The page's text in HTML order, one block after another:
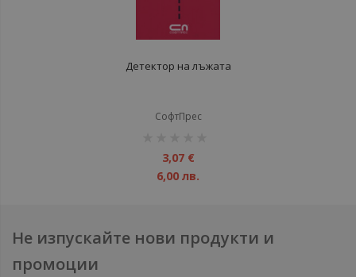
Детектор на лъжата
СофтПрес
3,07 €
6,00 лв.
Не изпускайте нови продукти и
промоции